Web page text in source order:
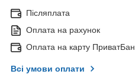
Післяплата
Оплата на рахунок
Оплата на карту
Всі умови оплати